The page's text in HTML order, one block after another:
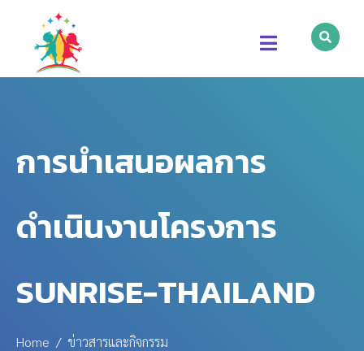
การนำเสนอผลการ
ดำเนินงานโครงการ
SUNRISE-THAILAND
Home
ข่าวสารและกิจกรรม